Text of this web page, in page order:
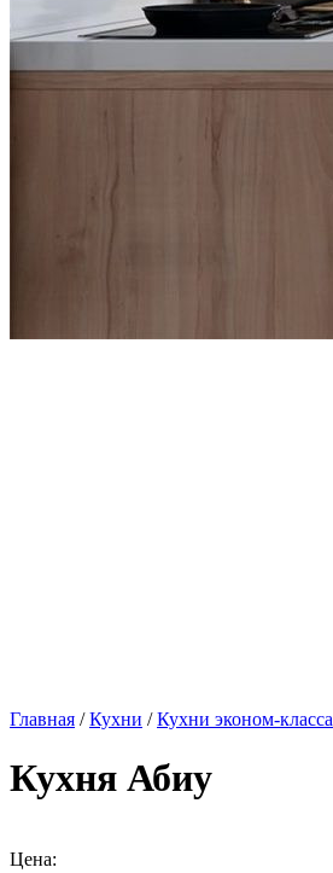
Главная /Кухни /Кухни эконом-класса
Кухня Абиу
Цена: